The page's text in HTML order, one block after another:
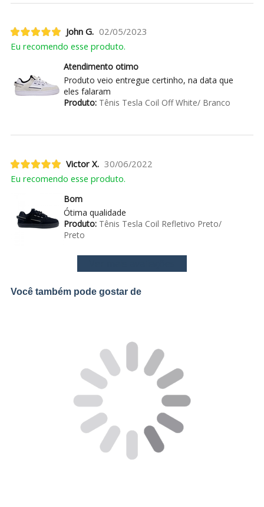
John G. 02/05/2023
Eu recomendo esse produto.
Atendimento otimo
Produto veio entregue certinho, na data que
eles falaram
Produto:Tênis Tesla Coil Off White/ Branco
Victor X. 30/06/2022
Eu recomendo esse produto.
Bom
Ótima qualidade
Produto:Tênis Tesla Coil Refletivo Preto/
Preto
Você também pode gostar de